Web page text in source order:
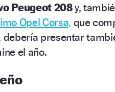
Peugeot 208y,
Opel Corsa, que
debería presentar
el año.